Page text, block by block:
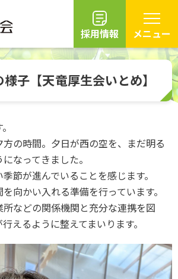
採用情報 メニュー
子【天竜厚生会いとめ】
の時間。夕日が西の空を、まだ明る
なってきました。
節が進んでいることを感じます。
向かい入れる準備を行っています。
などの関係機関と充分な連携を図
えるように整えてまいります。